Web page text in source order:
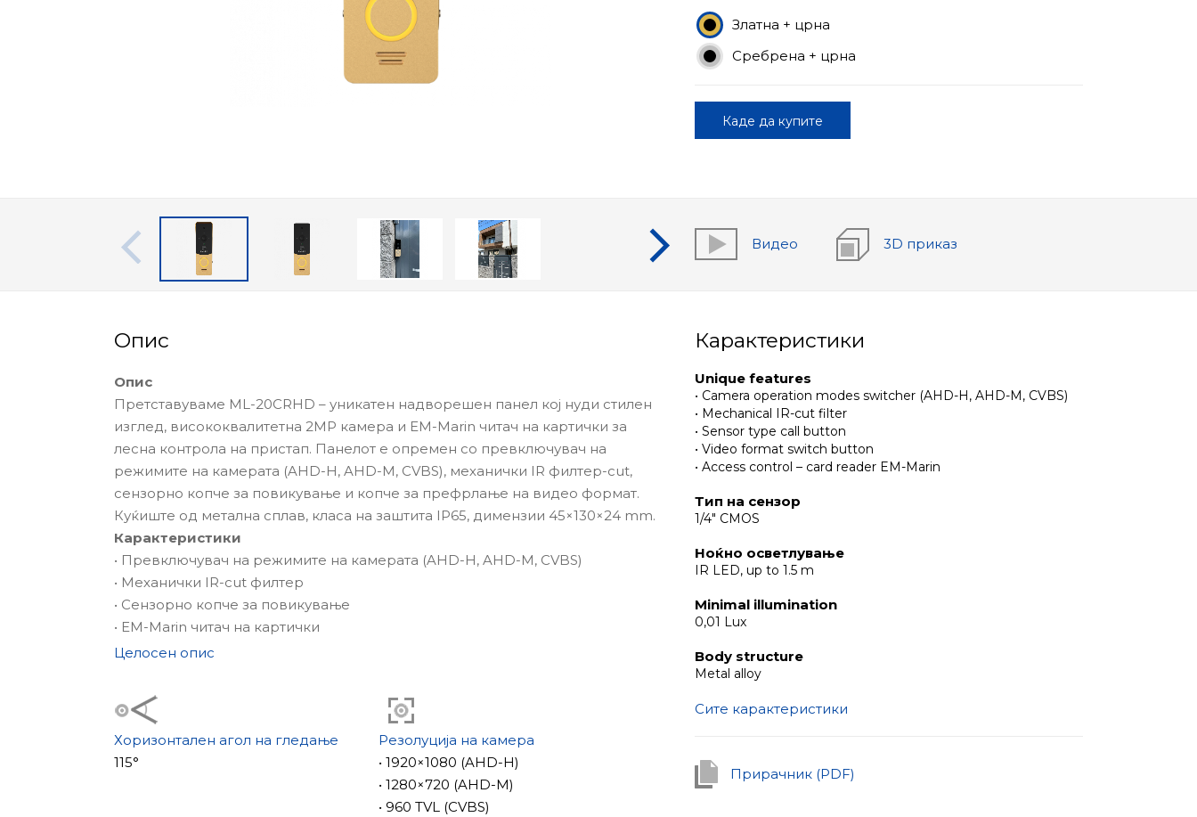
Златна + црна
Сребрена + црна
Каде да купите
Видео 3D приказ
Опис
Опис
Претставуваме ML-20CRHD – уникатен надворешен панел кој нуди стилен
изглед, висококвалитетна 2MP камера и EM-Marin читач на картички за
лесна контрола на пристап. Панелот е опремен со превключувач на
режимите на камерата (AHD-H, AHD-M, CVBS), механички IR филтер-cut,
сензорно копче за повикување и копче за префрлање на видео формат.
Куќиште од метална сплав, класа на заштита IP65, димензии 45×130×24 mm.
Карактеристики
• Превключувач на режимите на камерата (AHD-H, AHD-M, CVBS)
• Механички IR-cut филтер
• Сензорно копче за повикување
• EM-Marin читач на картички
Целосен опис
Хоризонтален агол на гледање
115°
Резолуција на камера
• 1920×1080 (AHD-H)
• 1280×720 (AHD-M)
• 960 TVL (CVBS)
Карактеристики
Unique features
• Camera operation modes switcher (AHD-H, AHD-M, CVBS)
• Mechanical IR-cut filter
• Sensor type call button
• Video format switch button
• Access control – card reader EM-Marin
Тип на сензор
1/4" CMOS
Ноќно осветлување
IR LED, up to 1.5 m
Minimal illumination
0,01 Lux
Body structure
Metal alloy
Сите карактеристики
Прирачник (PDF)